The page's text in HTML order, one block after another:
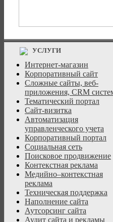
УСЛУГИ
Интернет-магазин
Корпоративный сайт
Сложные сайты, веб-
приложения, CRM
Тематический портал
Сайт-визитка
Автоматизация
управленческого учета
Корпоративный портал
Социальная сеть
Поисковое продвижение
Контекстная реклама
Медийно–контекстная
реклама
Техническая поддержка
Наполнение сайта
Аутсорсинг сайта
Аудит сайта и рекламы